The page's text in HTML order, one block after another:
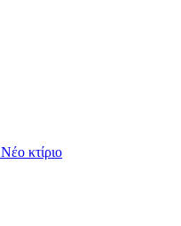
Νέο κτίριο